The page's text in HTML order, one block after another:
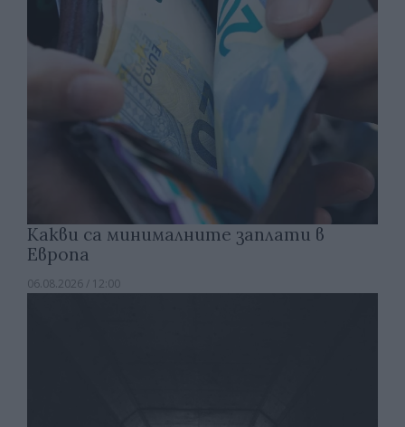
Какви са минималните заплати в
Европа
06.08.2026 / 12:00